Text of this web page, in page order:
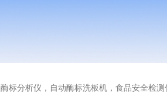
酶标分析仪，自动酶标洗板机，食品安全检测仪